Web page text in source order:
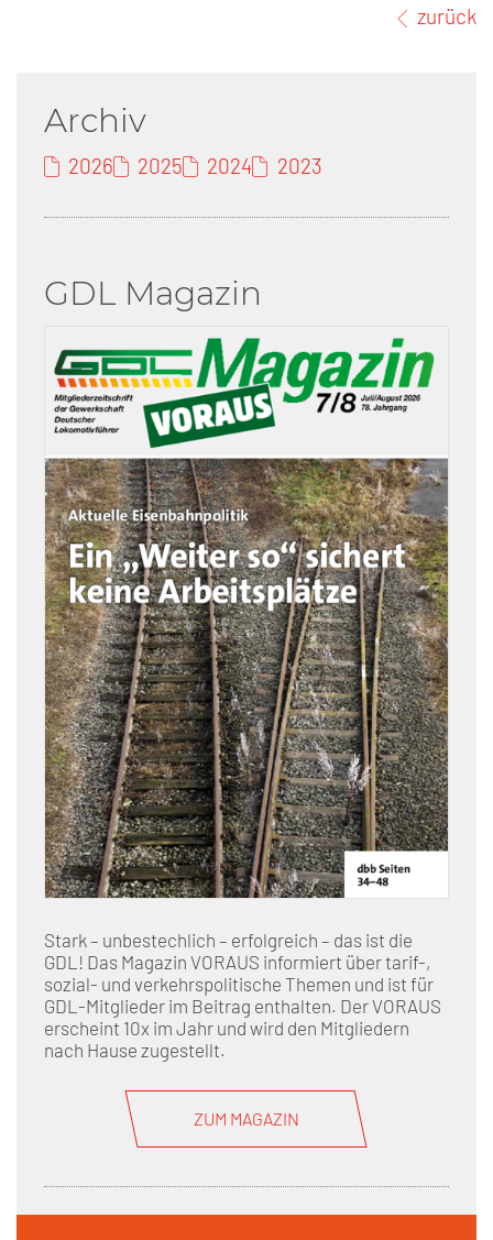
zurück
Archiv
2026 2025 2024 2023
GDL Magazin
Stark – unbestechlich – erfolgreich – das ist die
GDL! Das Magazin VORAUS informiert über tarif-,
sozial- und verkehrspolitische Themen und ist für
GDL-Mitglieder im Beitrag enthalten. Der VORAUS
erscheint 10x im Jahr und wird den Mitgliedern
nach Hause zugestellt.
ZUM MAGAZIN